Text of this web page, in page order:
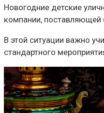
Новогодние детские
компании, поставляющей
В этой ситуации важно
стандартного